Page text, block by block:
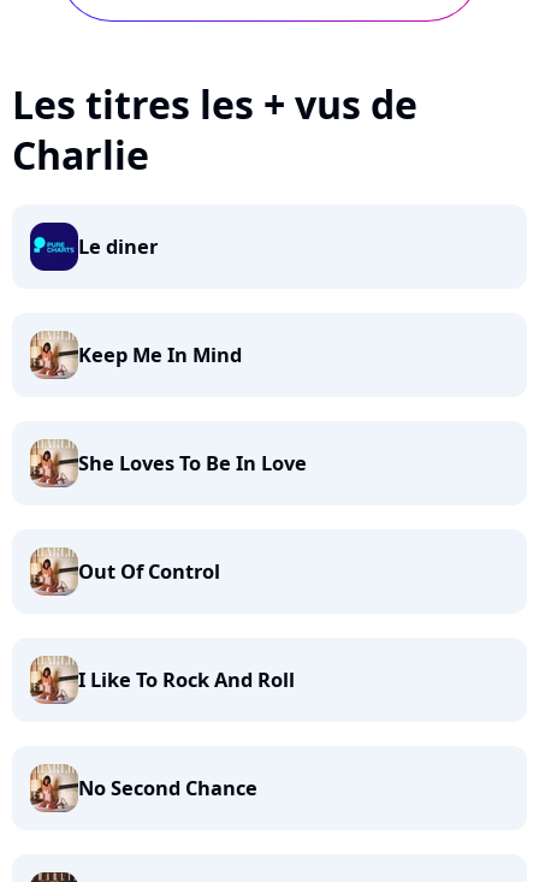
Les titres les + vus de
Charlie
Le diner
Keep Me In Mind
She Loves To Be In Love
Out Of Control
I Like To Rock And Roll
No Second Chance